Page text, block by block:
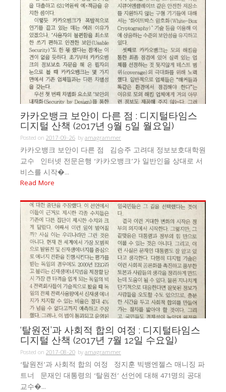
카카오뱅크 보안이 다른 점 : 디지털타임스
디지털 산책 (2017년 9월 5일 월요일)
Posted on 2017-09-26 byamagrammer
카카오뱅크 보안이 다른 점 김승주 고려대 정보보호대학원
교수 인터넷 전문은행 ‘카카오뱅크’가 일반인을 상대로 서
비스를 시작�...
Read More
‘탈원전’과 사회적 합의 여정 : 디지털타임스
디지털 산책 (2017년 7월 12일 수요일)
Posted on 2017-08-20 byamagrammer
‘탈원전’과 사회적 합의 여정 정지훈 빅뱅엔젤스 매니징 파
트너 문재인 대통령의 ‘탈원전’ 선언에 대해 471명의 공대
교수�...